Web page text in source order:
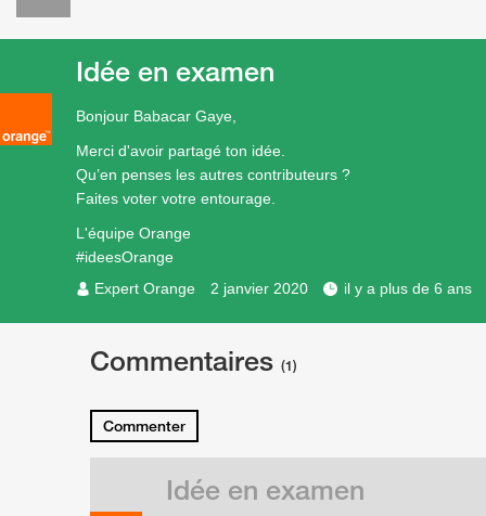
Bonjour Babacar Gaye,
Merci d'avoir partagé ton idée.
Qu’en penses les autres contributeurs ?
Faites voter votre entourage.
L'équipe Orange
#ideesOrange
Expert Orange
2 janvier 2020 il y a plus de 6 ans
Idée en examen
Commentaires (1)
Commenter
Idée en examen